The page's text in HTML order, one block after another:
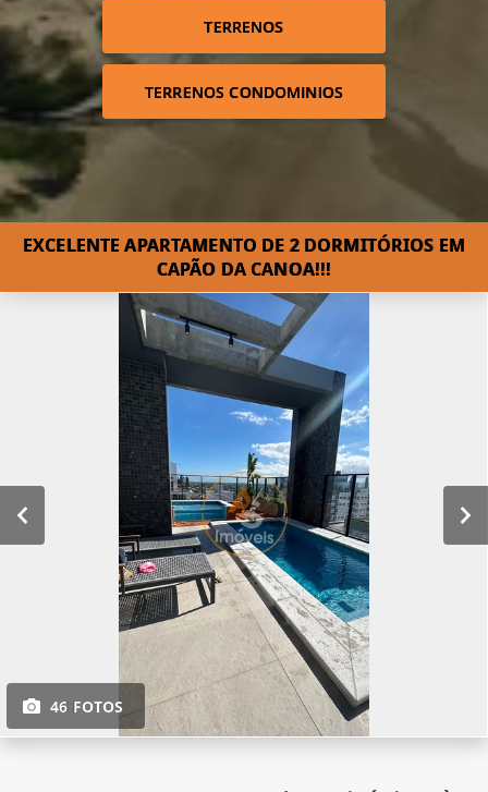
TERRENOS
TERRENOS CONDOMINIOS
EXCELENTE APARTAMENTO DE 2 DORMITÓRIOS EM
CAPÃO DA CANOA!!!
46 FOTOS